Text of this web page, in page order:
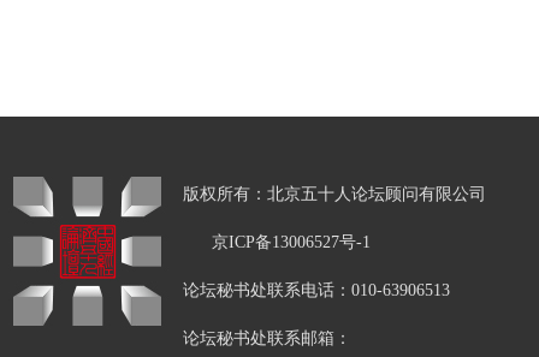
版权所有：北京五十人论坛顾问有限公司
京ICP备13006527号-1
论坛秘书处联系电话：010-63906513
论坛秘书处联系邮箱：